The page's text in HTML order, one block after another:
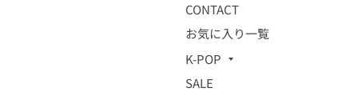
CONTACT
お気に入り一覧
K-POP
SALE